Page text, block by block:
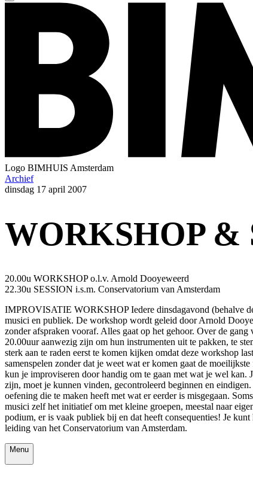
Logo BIMHUIS Amsterdam
Archief
dinsdag 17 april 2007
WORKSHOP &
20.00u WORKSHOP o.l.v. Arnold Dooyeweerd
22.30u SESSION i.s.m. Conservatorium van Amsterdam
IMPROVISATIE WORKSHOP Iedere dinsdagavond (behalve
musici en publiek. De workshop wordt geleid door Arnold
zonder afspraken vooraf. Alles gaat op het gehoor. Over de
20.00uur aanwezig zijn om hun instrumenten uit te pakken, te
sterk aan te raden eerst te komen kijken omdat deze workshop
samenspelen zonder dat je weet wat er komen gaat de
kun je improviseren door handig om te gaan met wat je wel kan.
zijn, moet je kunnen vinden, gecontroleerd beginnen en
oefening die te maken heeft met wat er eerder is misgegaan.
musici zelf het initiatief om met kleine groepen, meestal naar
podium, er is vaak publiek bij en dat heeft consequenties! Je
leiding van het Conservatorium van Amsterdam.
Menu